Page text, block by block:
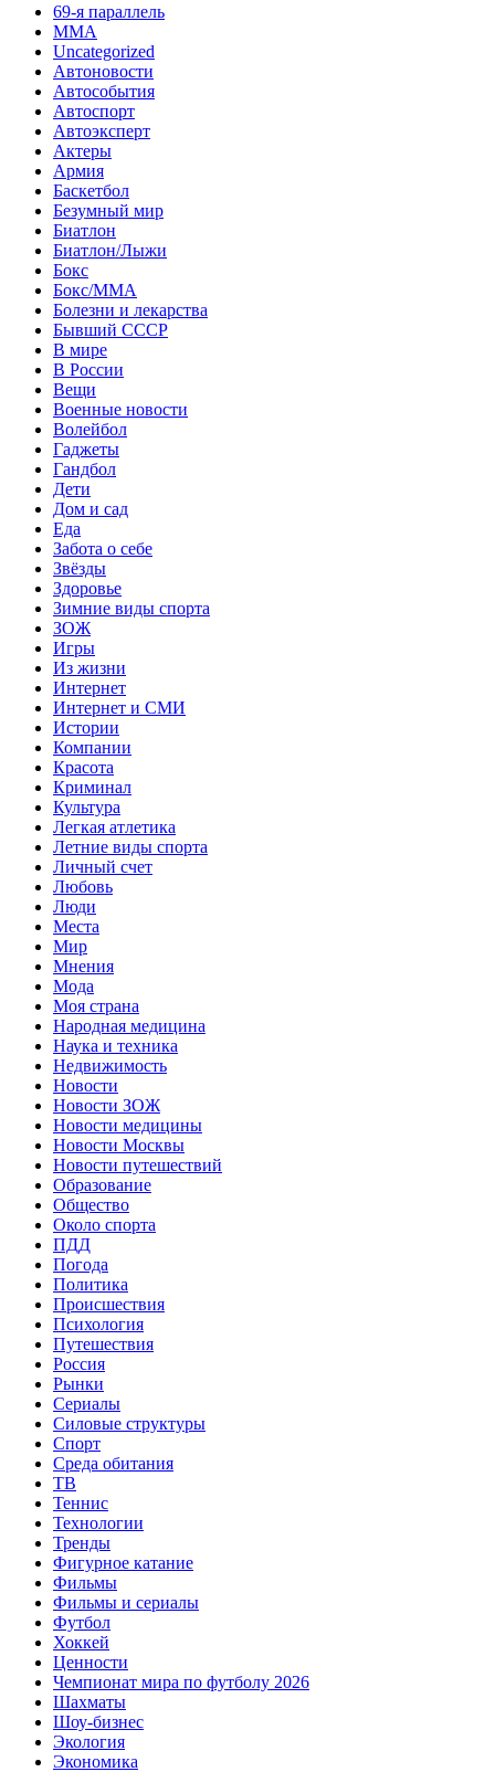
69-я параллель
MMA
Uncategorized
Автоновости
Автособытия
Автоспорт
Автоэксперт
Актеры
Армия
Баскетбол
Безумный мир
Биатлон
Биатлон/Лыжи
Бокс
Бокс/MMA
Болезни и лекарства
Бывший СССР
В мире
В России
Вещи
Военные новости
Волейбол
Гаджеты
Гандбол
Дети
Дом и сад
Еда
Забота о себе
Звёзды
Здоровье
Зимние виды спорта
ЗОЖ
Игры
Из жизни
Интернет
Интернет и СМИ
Истории
Компании
Красота
Криминал
Культура
Легкая атлетика
Летние виды спорта
Личный счет
Любовь
Люди
Места
Мир
Мнения
Мода
Моя страна
Народная медицина
Наука и техника
Недвижимость
Новости
Новости ЗОЖ
Новости медицины
Новости Москвы
Новости путешествий
Образование
Общество
Около спорта
ПДД
Погода
Политика
Происшествия
Психология
Путешествия
Россия
Рынки
Сериалы
Силовые структуры
Спорт
Среда обитания
ТВ
Теннис
Технологии
Тренды
Фигурное катание
Фильмы
Фильмы и сериалы
Футбол
Хоккей
Ценности
Чемпионат мира по футболу 2026
Шахматы
Шоу-бизнес
Экология
Экономика